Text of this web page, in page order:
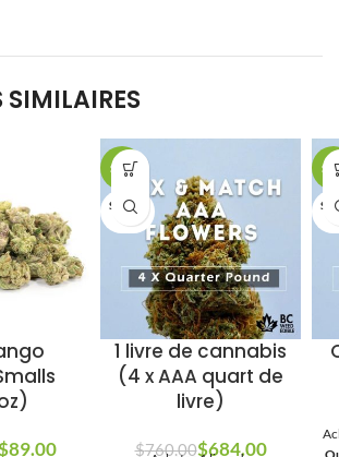
SIMILAIRES
89.00
SALE
SOLD O
1 livre de cannabis
(4 x AAA quart de
livre)
$760.00Le prix initial
$684.00
Le prix